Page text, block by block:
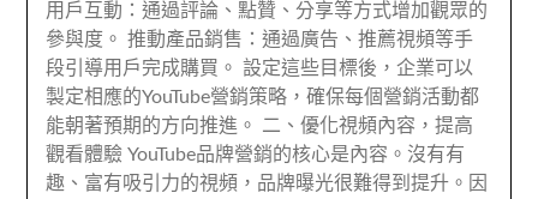
用戶互動：通過評論、點贊、分享等方式增加觀眾的
參與度。 推動產品銷售：通過廣告、推薦視頻等手
段引導用戶完成購買。 設定這些目標後，企業可以
製定相應的YouTube營銷策略，確保每個營銷活動都
能朝著預期的方向推進。 二、優化視頻內容，提高
觀看體驗 YouTube品牌營銷的核心是內容。沒有有
趣、富有吸引力的視頻，品牌曝光很難得到提升。因